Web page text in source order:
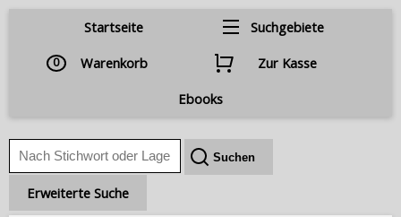
Startseite Suchgebiete
0 Warenkorb
Zur Kasse
Ebooks
Erweiterte Suche